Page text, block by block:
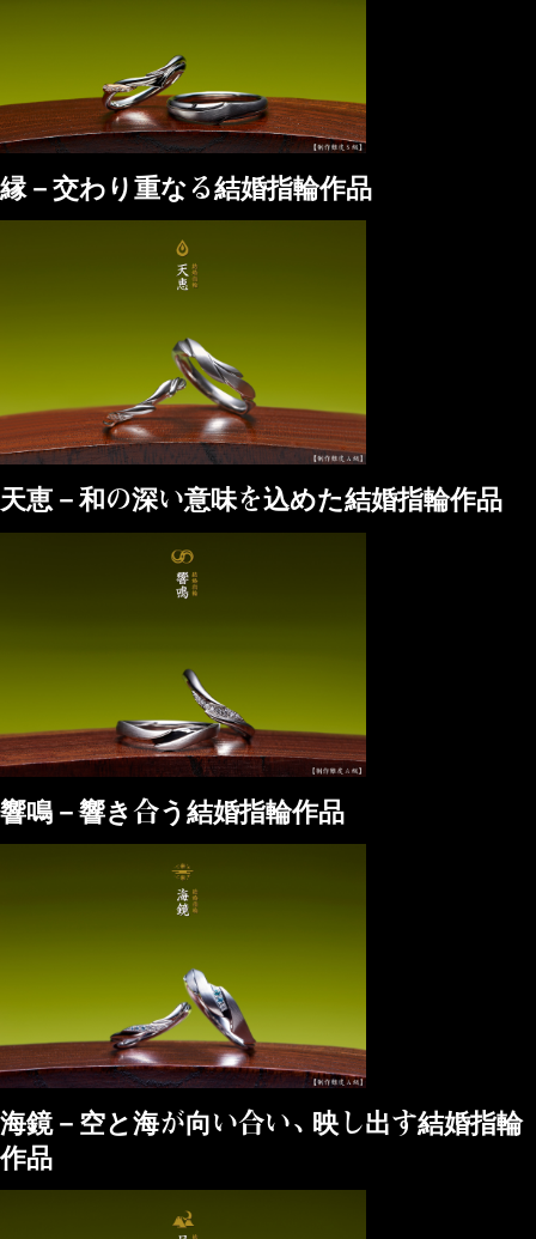
縁－交わり重なる結婚指輪作品
天恵－和の深い意味を込めた結婚指輪作品
響鳴－響き合う結婚指輪作品
海鏡－空と海が向い合い、映し出す結婚指輪
作品